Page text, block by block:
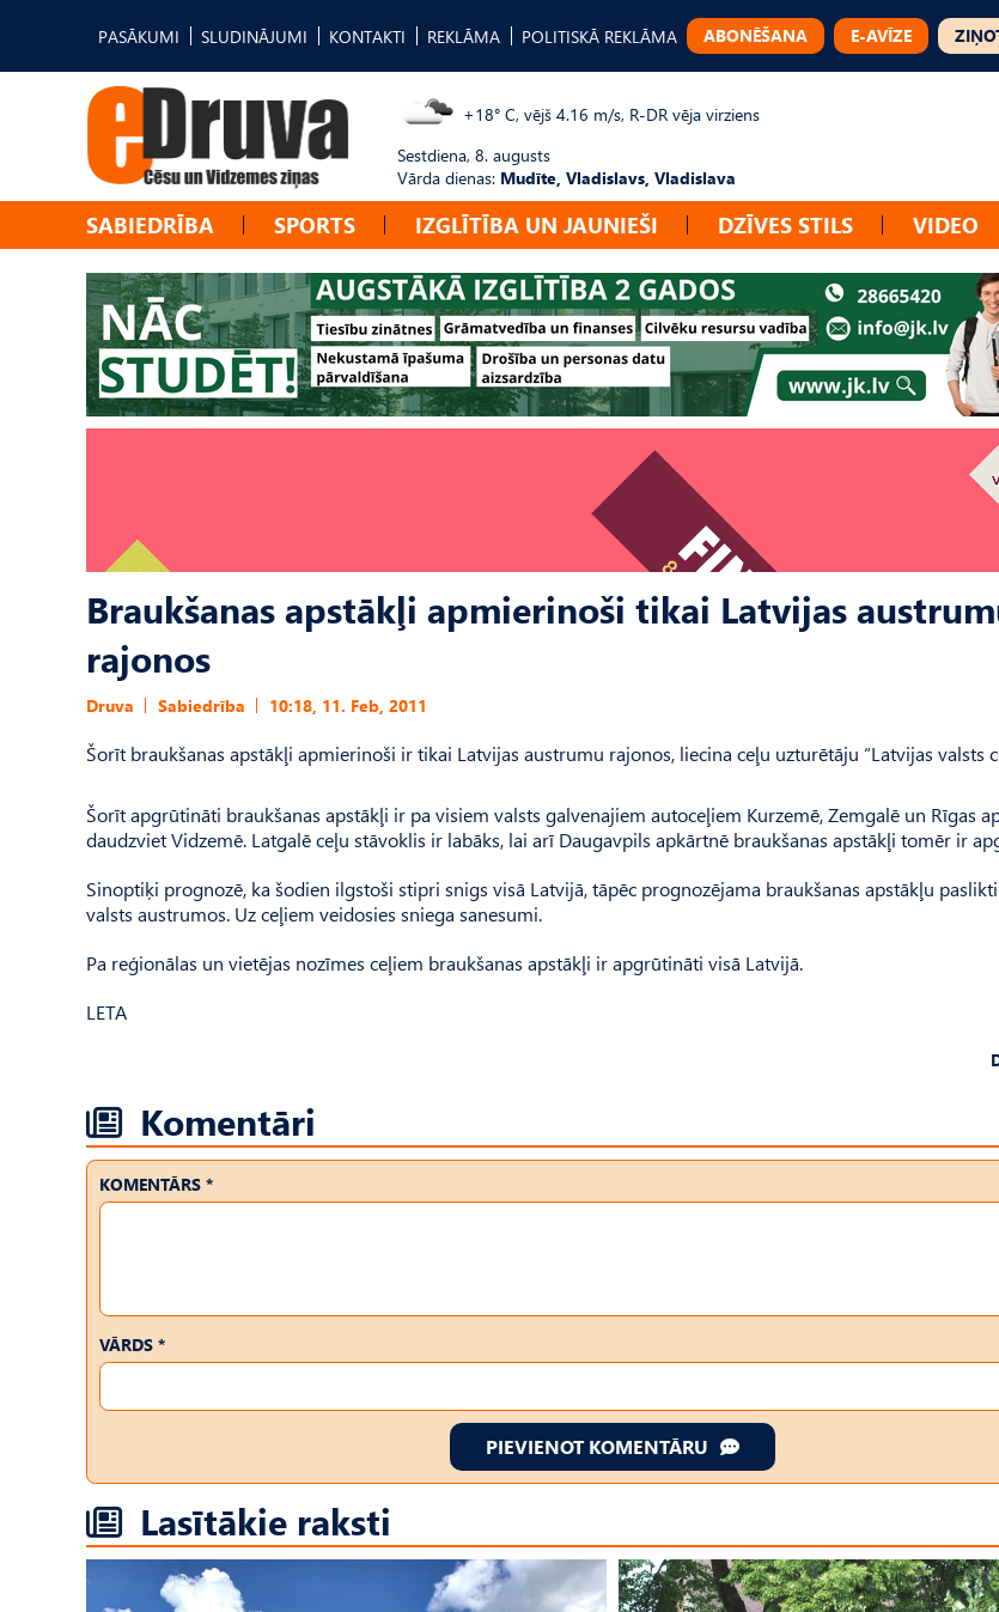
PASĀKUMI SLUDINĀJUMI KONTAKTI REKLĀMA POLITISKĀ REKLĀMA ABONĒŠANA E-AVĪZE
+18° C, vējš 4.16 m/s, R-DR vēja virziens
Sestdiena, 8. augusts
Vārda dienas: Mudīte, Vladislavs, Vladislava
SABIEDRĪBA SPORTS IZGLĪTĪBA UN JAUNIEŠI DZĪVES STILS VIDEO
Braukšanas apstākļi apmierinoši tikai Latvijas
rajonos
Druva Sabiedrība 10:18, 11. Feb, 2011
Šorīt braukšanas apstākļi apmierinoši ir tikai Latvijas austrumu rajonos, liecina ceļu uzturētāju “Latvijas valsts
Šorīt apgrūtināti braukšanas apstākļi ir pa visiem valsts galvenajiem autoceļiem Kurzemē, Zemgalē un Rīgas
daudzviet Vidzemē. Latgalē ceļu stāvoklis ir labāks, lai arī Daugavpils apkārtnē braukšanas apstākļi tomēr ir
Sinoptiķi prognozē, ka šodien ilgstoši stipri snigs visā Latvijā, tāpēc prognozējama braukšanas apstākļu
valsts austrumos. Uz ceļiem veidosies sniega sanesumi.
Pa reģionālas un vietējas nozīmes ceļiem braukšanas apstākļi ir apgrūtināti visā Latvijā.
LETA
Komentāri
KOMENTĀRS *
VĀRDS *
PIEVIENOT KOMENTĀRU
Lasītākie raksti